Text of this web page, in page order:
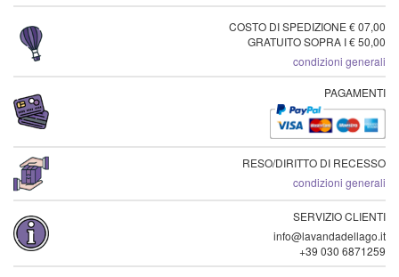
COSTO DI SPEDIZIONE € 07,00
GRATUITO SOPRA I € 50,00
condizioni generali
PAGAMENTI
RESO/DIRITTO DI RECESSO
condizioni generali
SERVIZIO CLIENTI
info@lavandadellago.it
+39 030 6871259